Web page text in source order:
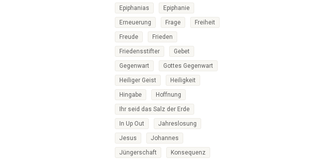
Epiphanias Epiphanie
Erneuerung Frage Freiheit
Freude Frieden
Friedensstifter Gebet
Gegenwart Gottes Gegenwart
Heiliger Geist Heiligkeit
Hingabe Hoffnung
Ihr seid das Salz der Erde
In Up Out Jahreslosung
Jesus Johannes
Jüngerschaft Konsequenz